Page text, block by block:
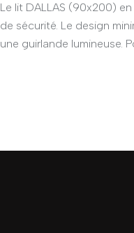
Le lit DALLAS (90x200)
de sécurité. Le design
une guirlande lumineuse.